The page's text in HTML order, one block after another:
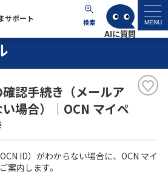
サポート 検索 MENU
ト
す
認手続き（メールア
場合）｜OCN マイペ
ID）がわからない場合に、OCN マイ
案内します。